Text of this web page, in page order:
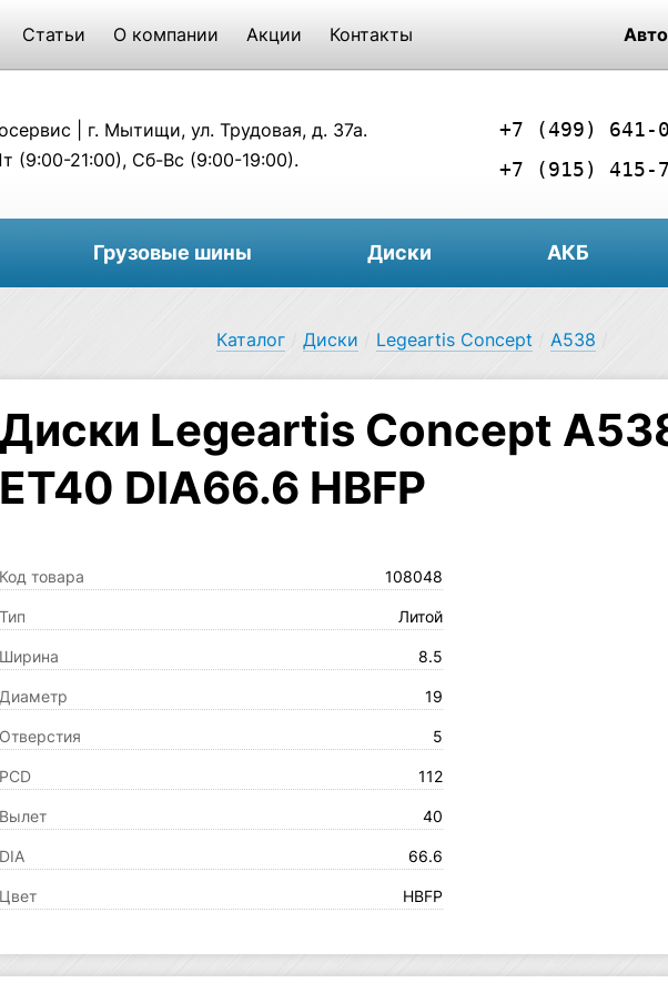
Статьи О компании Акции Контакты
| г. Мытищи, ул. Трудовая, д. 37а.
(9:00-21:00), Сб-Вс (9:00-19:00).
+7 (499) 641-
+7 (915) 415-
Грузовые шины Диски АКБ
Каталог/ Диски Legeartis Concept A538
Диски Legeartis Concept
ET40 DIA66.6 HBFP
Код товара 108048
Тип Литой
Ширина 8.5
Диаметр 19
Отверстия 5
PCD 112
Вылет 40
DIA 66.6
Цвет HBFP